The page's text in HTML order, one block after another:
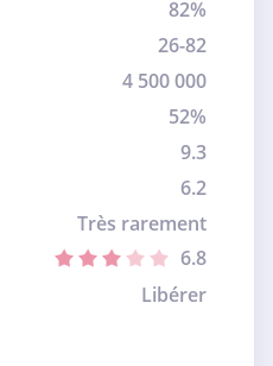
82%
26-82
4 500 000
52%
9.3
6.2
Très rarement
6.8
Libérer